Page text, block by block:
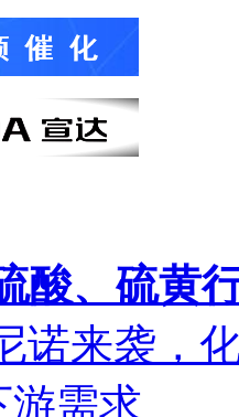
酸、硫黄
诺来袭，
游需求